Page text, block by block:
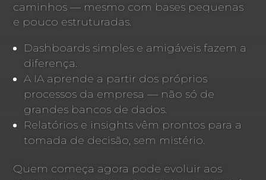
caminhos — mesmo com bases pequenas
e pouco estruturadas.
Dashboards simples e amigáveis fazem a
diferença.
A IA aprende a partir dos próprios
processos da empresa — não só de
grandes bancos de dados.
Relatórios e insights vêm prontos para a
tomada de decisão, sem mistério.
Quem começa agora pode evoluir aos